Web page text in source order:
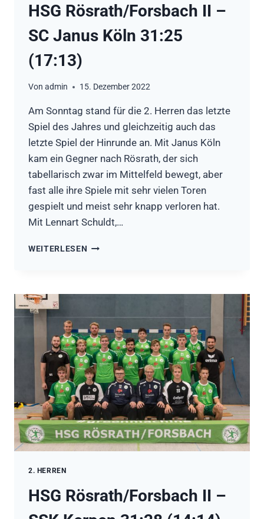
HSG Rösrath/Forsbach II –
SC Janus Köln 31:25
(17:13)
Von admin 15. Dezember 2022
Am Sonntag stand für die 2. Herren das letzte
Spiel des Jahres und gleichzeitig auch das
letzte Spiel der Hinrunde an. Mit Janus Köln
kam ein Gegner nach Rösrath, der sich
tabellarisch zwar im Mittelfeld bewegt, aber
fast alle ihre Spiele mit sehr vielen Toren
gespielt und meist sehr knapp verloren hat.
Mit Lennart Schuldt,…
WEITERLESEN HSG
SC
KÖLN
31:25
(17:13)
2. HERREN
HSG Rösrath/Forsbach II –